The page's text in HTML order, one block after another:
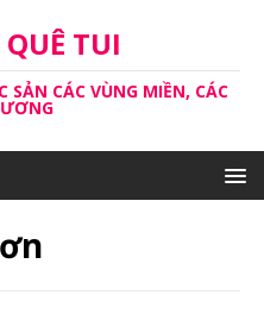
TUI
SẢN CÁC VÙNG MIỀN, CÁC